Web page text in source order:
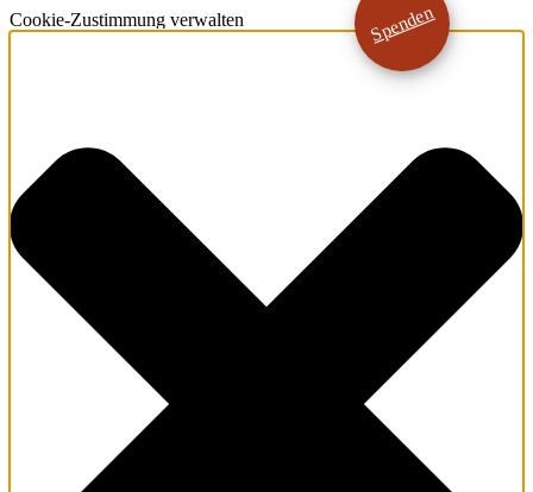
Cookie-Zustimmung verwalten Spenden